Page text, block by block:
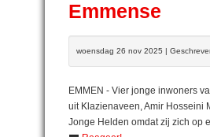
Emmense
woensdag 26 nov 2025 |
EMMEN - Vier jonge inwoners
uit Klazienaveen, Amir Hosseini
Jonge Helden omdat zij zich op